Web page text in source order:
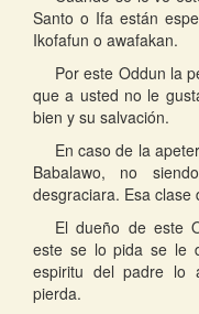
Santo o Ifa están
Ikofafun o awafakan.
Por este Oddun la
que a usted no le
bien y su salvación.
En caso de la
Babalawo, no
desgraciara. Esa clase
El dueño de este
este se lo pida se le
espiritu del padre lo
pierda.